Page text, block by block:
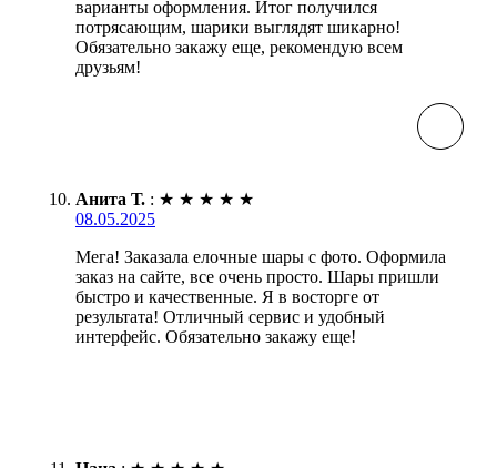
варианты оформления. Итог получился
потрясающим, шарики выглядят шикарно!
Обязательно закажу еще, рекомендую всем
друзьям!
Анита Т. : ★ ★ ★ ★ ★
08.05.2025
Мега! Заказала елочные шары с фото. Оформила
заказ на сайте, все очень просто. Шары пришли
быстро и качественные. Я в восторге от
результата! Отличный сервис и удобный
интерфейс. Обязательно закажу еще!